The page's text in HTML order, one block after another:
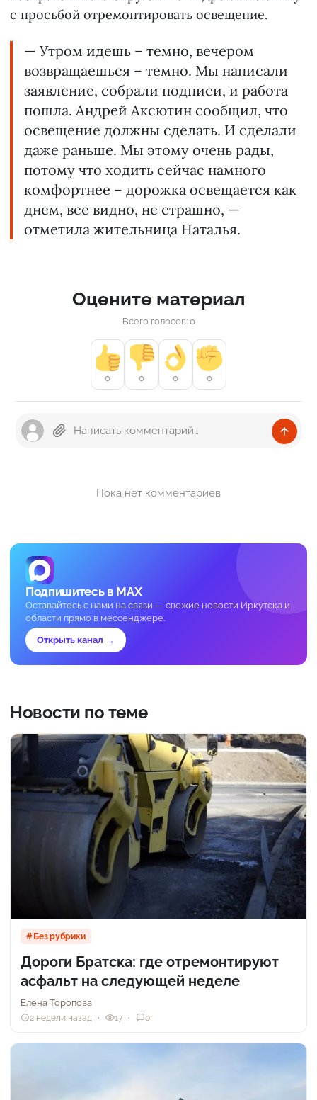
с просьбой отремонтировать освещение.
— Утром идешь – темно, вечером
возвращаешься – темно. Мы написали
заявление, собрали подписи, и работа
пошла. Андрей Аксютин сообщил, что
освещение должны сделать. И сделали
даже раньше. Мы этому очень рады,
потому что ходить сейчас намного
комфортнее – дорожка освещается как
днем, все видно, не страшно, —
отметила жительница Наталья.
Оцените материал
Всего голосов: 0
0 0 0 0
Пока нет комментариев
Подпишитесь в MAX
Оставайтесь с нами на связи — свежие новости Иркутска и
области прямо в мессенджере.
Открыть канал →
Новости по теме
Без рубрики
Дороги Братска: где отремонтируют
асфальт на следующей неделе
Елена Торопова
2 недели назад 17 0